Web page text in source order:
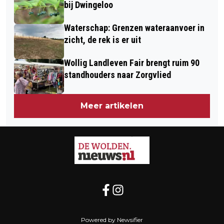
bij Dwingeloo
Waterschap: Grenzen wateraanvoer in
zicht, de rek is er uit
Wollig Landleven Fair brengt ruim 90
standhouders naar Zorgvlied
Meer artikelen
Powered by Newsifier